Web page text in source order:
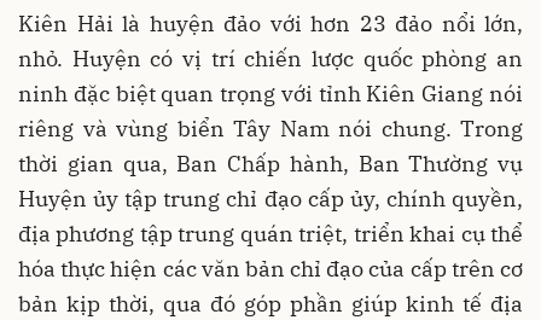
Kiên Hải là huyện đảo với hơn 23 đảo nổi lớn,
nhỏ. Huyện có vị trí chiến lược quốc phòng an
ninh đặc biệt quan trọng với tỉnh Kiên Giang nói
riêng và vùng biển Tây Nam nói chung. Trong
thời gian qua, Ban Chấp hành, Ban Thường vụ
Huyện ủy tập trung chỉ đạo cấp ủy, chính quyền,
địa phương tập trung quán triệt, triển khai cụ thể
hóa thực hiện các văn bản chỉ đạo của cấp trên cơ
bản kịp thời, qua đó góp phần giúp kinh tế địa